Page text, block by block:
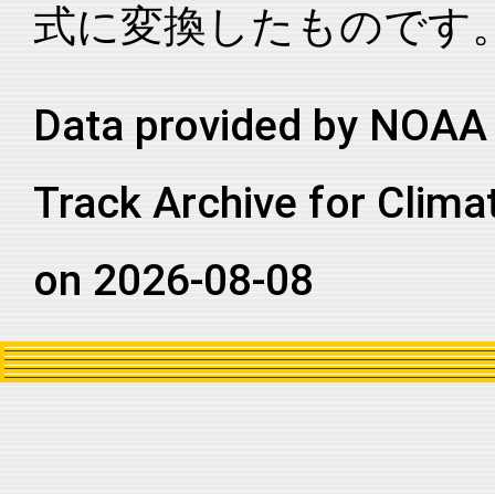
2022197N12260 2022 44 EP MM
2022197N12260 2022 44 EP MM
2022197N12260
2022197N12260 2022 44 EP MM
2022197N12260 2022 44
2022197N12260 2022 44 EP MM
式に変換したものです
Data provided by
Track Archive for
on 2026-08-08